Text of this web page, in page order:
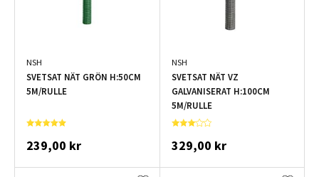
NSH
SVETSAT NÄT GRÖN H:50CM
5M/RULLE
239,00 kr
NSH
SVETSAT NÄT VZ
GALVANISERAT H:100CM
5M/RULLE
329,00 kr